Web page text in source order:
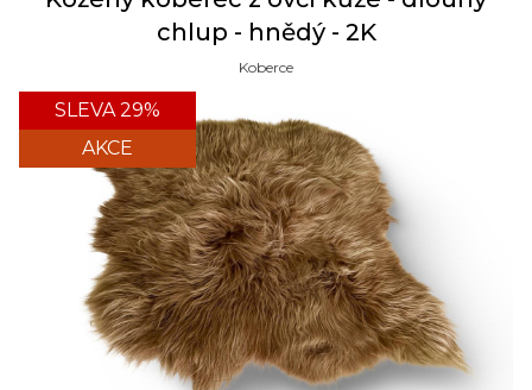
chlup - hnědý - 2K
Koberce
SLEVA 29%
AKCE